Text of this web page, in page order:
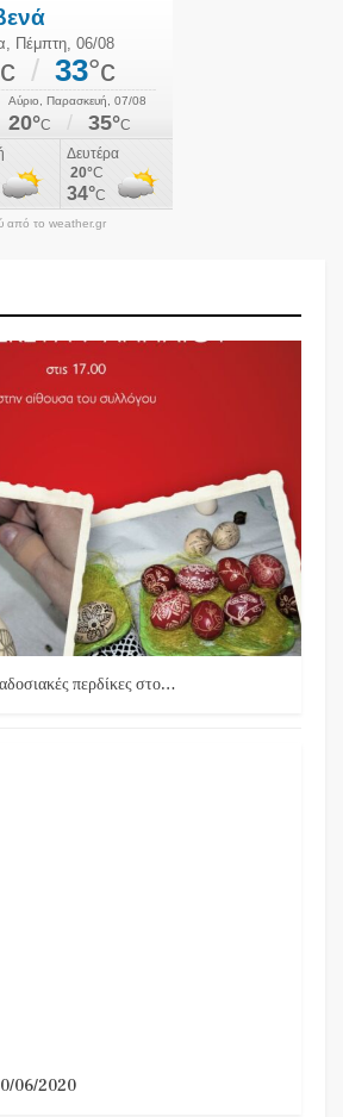
από το weather.gr
περδίκες στο…
06/2020